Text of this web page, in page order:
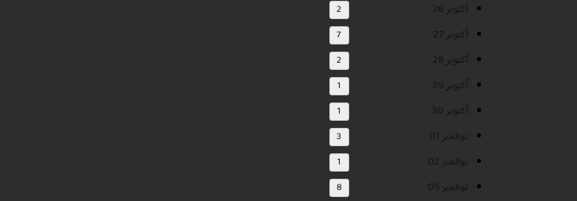
أكتوبر 26 2
أكتوبر 27 7
أكتوبر 28 2
أكتوبر 29 1
أكتوبر 30 1
نوفمبر 01 3
نوفمبر 02 1
نوفمبر 05 8